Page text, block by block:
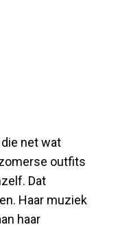
net wat
outfits
Dat
Haar muziek
haar